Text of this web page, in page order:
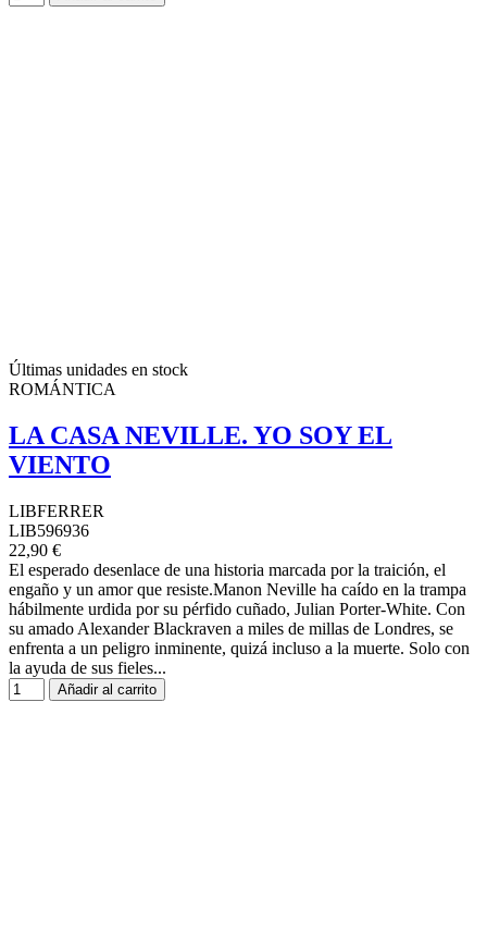
Últimas unidades en stock
ROMÁNTICA
LA CASA NEVILLE. YO SOY EL
VIENTO
LIBFERRER
LIB596936
22,90 €
El esperado desenlace de una historia marcada por la traición, el
engaño y un amor que resiste.Manon Neville ha caído en la trampa
hábilmente urdida por su pérfido cuñado, Julian Porter-White. Con
su amado Alexander Blackraven a miles de millas de Londres, se
enfrenta a un peligro inminente, quizá incluso a la muerte. Solo con
la ayuda de sus fieles...
Añadir al carrito